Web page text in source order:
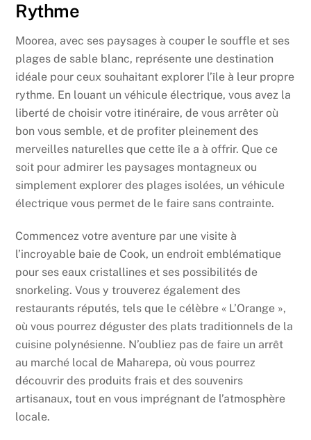
Rythme
Moorea, avec ses paysages à couper le souffle et ses
plages de sable blanc, représente une destination
idéale pour ceux souhaitant explorer l’île à leur propre
rythme. En louant un véhicule électrique, vous avez la
liberté de choisir votre itinéraire, de vous arrêter où
bon vous semble, et de profiter pleinement des
merveilles naturelles que cette île a à offrir. Que ce
soit pour admirer les paysages montagneux ou
simplement explorer des plages isolées, un véhicule
électrique vous permet de le faire sans contrainte.
Commencez votre aventure par une visite à
l’incroyable baie de Cook, un endroit emblématique
pour ses eaux cristallines et ses possibilités de
snorkeling. Vous y trouverez également des
restaurants réputés, tels que le célèbre « L’Orange »,
où vous pourrez déguster des plats traditionnels de la
cuisine polynésienne. N’oubliez pas de faire un arrêt
au marché local de Maharepa, où vous pourrez
découvrir des produits frais et des souvenirs
artisanaux, tout en vous imprégnant de l’atmosphère
locale.